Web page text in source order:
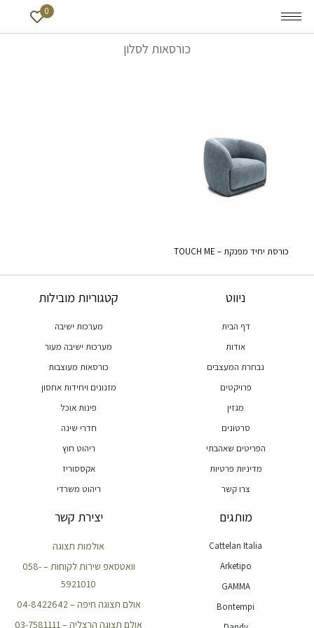
0
כורסאות לסלון
כורסת יחיד מפנקת – TOUCH ME
ניווט
דף הבית
אודות
נבחרת המעצבים
פרויקטים
מגזין
סרטונים
הפריטים שאהבתי
מדיניות פרטיות
צרו קשר
קטגוריות מובילות
מערכות ישיבה
מערכות ישיבה מעור
כורסאות מעוצבות
מזנונים ויחידות אחסון
פינות אוכל
חדרי שינה
ריהוט חוץ
אקססוריז
ריהוט משרדי
מותגים
Cattelan Italia
Arketipo
GAMMA
Bontempi
יצירת קשר
אולמות תצוגה
וואטסאפ שירות לקוחות – 058-
5921010
אולם תצוגה חיפה – 04-8422642
אולם תצוגה הרצליה – 03-7581111